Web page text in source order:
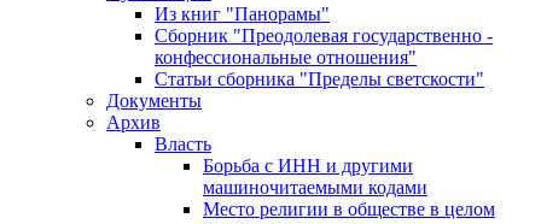
Из книг "Панорамы"
Сборник "Преодолевая государственно -
конфессиональные отношения"
Статьи сборника "Пределы светскости"
Документы
Архив
Власть
Борьба с ИНН и другими
машиночитаемыми кодами
Место религии в обществе в целом